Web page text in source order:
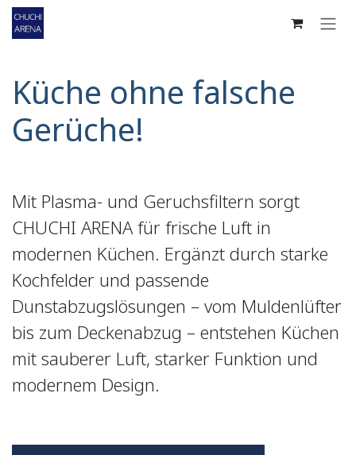
Zum Inhalt springen
Küche ohne falsche
Gerüche!
Mit Plasma- und Geruchsfiltern sorgt
CHUCHI ARENA für frische Luft in
modernen Küchen. Ergänzt durch starke
Kochfelder und passende
Dunstabzugslösungen – vom Muldenlüfter
bis zum Deckenabzug – entstehen Küchen
mit sauberer Luft, starker Funktion und
modernem Design.